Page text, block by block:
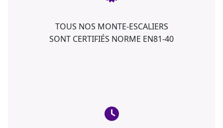
TOUS NOS MONTE-ESCALIERS
SONT CERTIFIÉS NORME EN81-40